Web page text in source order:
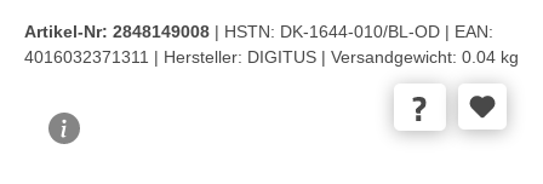
Artikel-Nr: 2848149008 | HSTN: DK-1644-010/BL-OD | EAN:
4016032371311 | Hersteller: DIGITUS | Versandgewicht: 0.04 kg